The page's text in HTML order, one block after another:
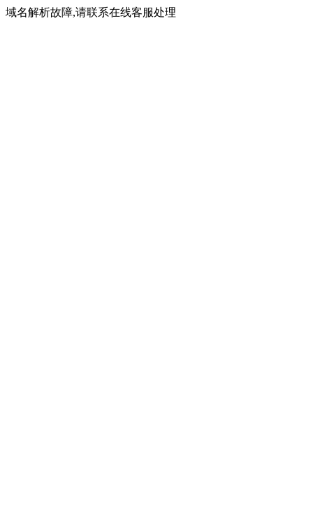
域名解析故障,请联系在线客服处理